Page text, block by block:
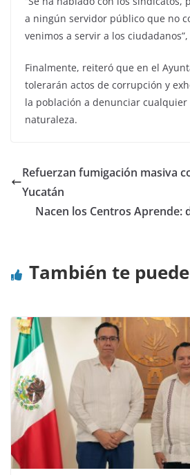
a ningún servidor público que no
venimos a servir a los
Finalmente, reiteró que en el
tolerarán actos de corrupción y
la población a denunciar cualquier
naturaleza.
Refuerzan fumigación masiva
Yucatán
Nacen los Centros Aprende:
También te